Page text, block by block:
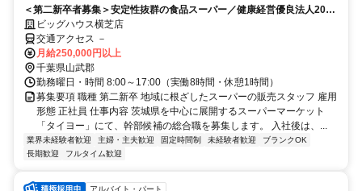
＜第二新卒者募集＞安定性抜群の食品スーパー／健康経営優良法人2026
認定／福利厚生充実／賞与年2回
ビッグハウス横芝店
交通アクセス －
月給250,000円以上
千葉県山武郡
勤務曜日・時間 8:00～17:00（実働8時間・休憩1時間）
募集要項 職種 第二新卒 地域に根ざしたスーパーの販売スタッフ 雇用
形態 正社員 仕事内容 茨城県を中心に展開するスーパーマーケット
「タイヨー」にて、幹部候補の総合職を募集します。 入社後は、...
業界未経験者歓迎 主婦・主夫歓迎 固定時間制 未経験者歓迎
ブランクOK
長期歓迎
フルタイム歓迎
アルバイト・パート